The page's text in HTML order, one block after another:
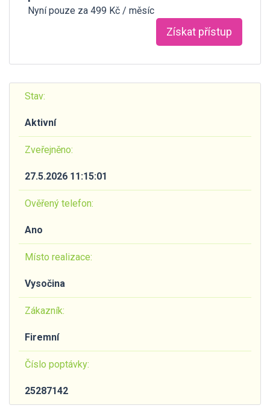
Nyní pouze za 499 Kč / měsíc
Získat přístup
Stav:
Aktivní
Zveřejněno:
27.5.2026 11:15:01
Ověřený telefon:
Ano
Místo realizace:
Vysočina
Zákazník:
Firemní
Číslo poptávky:
25287142